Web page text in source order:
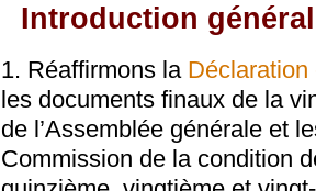
Introduction
1. Réaffirmons la Déclaration
les documents finaux de la
de l’Assemblée générale et
Commission de la condition